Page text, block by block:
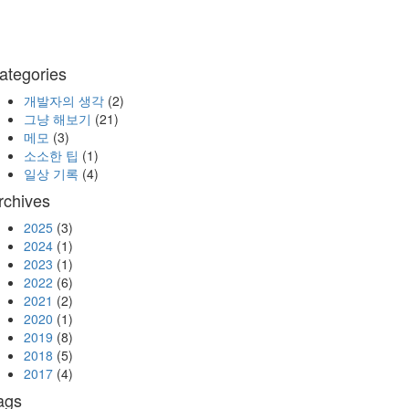
개발자의 생각 (2)
그냥 해보기 (21)
메모 (3)
소소한 팁 (1)
일상 기록 (4)
2025 (3)
2024 (1)
2023 (1)
2022 (6)
2021 (2)
2020 (1)
2019 (8)
2018 (5)
2017 (4)